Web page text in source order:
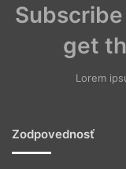
get
Lorem
Zodpovednosť